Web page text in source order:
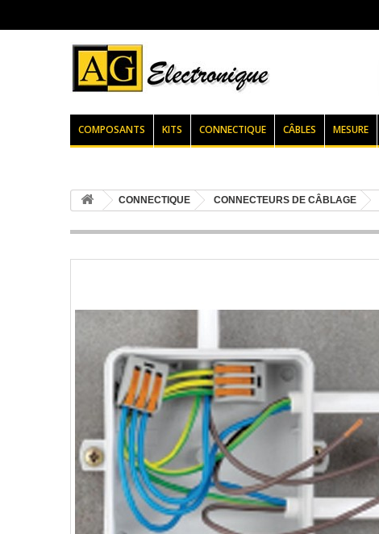
COMPOSANTS KITS CONNECTIQUE CÂBLES MESURE
CONNECTIQUE CONNECTEURS DE CÂBLAGE